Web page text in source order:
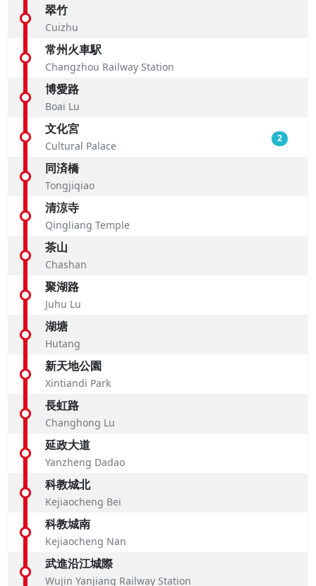
翠竹
Cuizhu
常州火車駅
Changzhou Railway Station
博愛路
Boai Lu
文化宮
Cultural Palace
2
同済橋
Tongjiqiao
清涼寺
Qingliang Temple
茶山
Chashan
聚湖路
Juhu Lu
湖塘
Hutang
新天地公園
Xintiandi Park
長虹路
Changhong Lu
延政大道
Yanzheng Dadao
科教城北
Kejiaocheng Bei
科教城南
Kejiaocheng Nan
武進沿江城際
Wujin Yanjiang Railway Station